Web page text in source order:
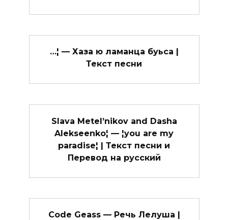
…¦ — Хаза ю ламанца буьса |
Текст песни
Slava Metel’nikov and Dasha
Alekseenko¦ — ¦you are my
paradise¦ | Текст песни и
Перевод на русский
Code Geass — Речь Лелуша |